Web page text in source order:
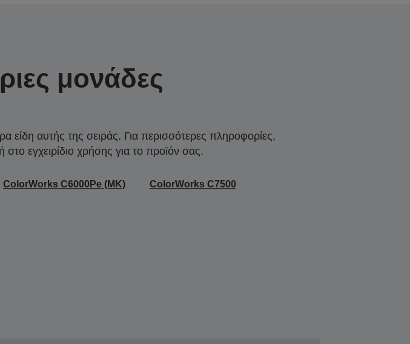
μονάδες
είδη αυτής της σειράς. Για περισσότερες πληροφορίες,
εγχειρίδιο χρήσης για το προϊόν σας.
ColorWorks C6000Pe (MK) ColorWorks C7500